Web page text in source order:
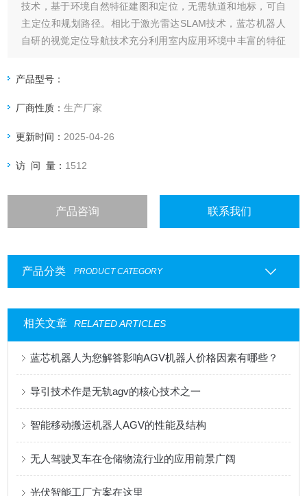
技术，基于环境自然特征建图和定位，无需轨道和地标，可自
主定位和规划路径。相比于激光雷达SLAM技术，蓝芯机器人
自研的视觉定位导航技术充分利用室内应用环境中丰富的特征
中，也能实现高精度定位。
产品型号：
厂商性质：生产厂家
更新时间： 2025-04-26
访 问 量： 1512
产品咨询 联系我们
产品分类 PRODUCT CATEGORY
相关文章 RELATED ARTICLES
蓝芯机器人为您解答影响AGV机器人价格因素有哪些？
导引技术作是无轨agv的核心技术之一
智能移动搬运机器人AGV的性能及结构
无人驾驶叉车在仓储物流行业的应用前景广阔
光伏智能工厂方案在这里